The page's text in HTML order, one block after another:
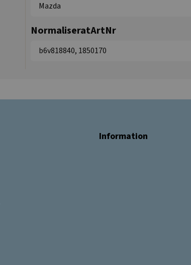
Mazda
NormaliseratArtNr
b6v818840, 1850170
Information